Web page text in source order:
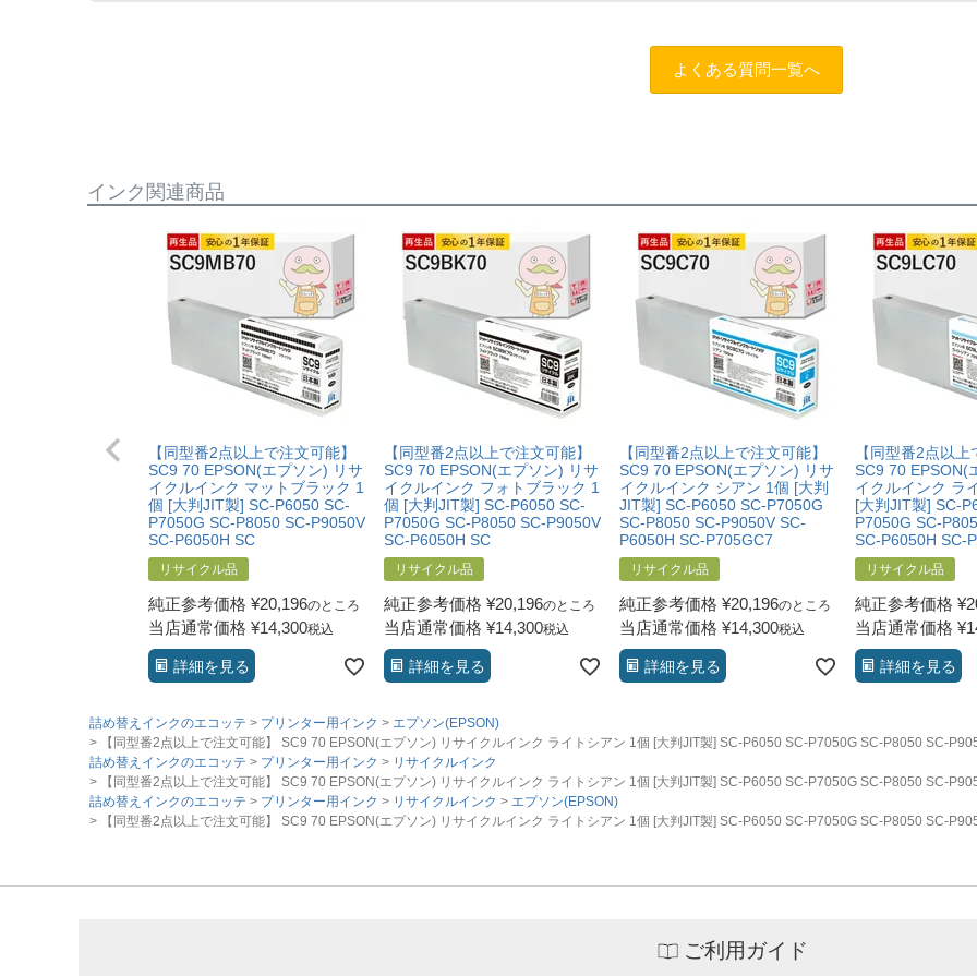
よくある質問一覧へ
インク関連商品
【同型番2点以上で注文可能】
SC9 70 EPSON(エプソン) リサ
イクルインク マットブラック 1
個 [大判JIT製] SC-P6050 SC-
P7050G SC-P8050 SC-P9050V
SC-P6050H SC
リサイクル品
純正参考価格 ¥20,196のところ
当店通常価格 ¥14,300税込
詳細を見る
【同型番2点以上で注文可能】
SC9 70 EPSON(エプソン) リサ
イクルインク フォトブラック 1
個 [大判JIT製] SC-P6050 SC-
P7050G SC-P8050 SC-P9050V
SC-P6050H SC
リサイクル品
純正参考価格 ¥20,196のところ
当店通常価格 ¥14,300税込
詳細を見る
【同型番2点以上で注文可能】
SC9 70 EPSON(エプソン) リサ
イクルインク シアン 1個 [大判
JIT製] SC-P6050 SC-P7050G
SC-P8050 SC-P9050V SC-
P6050H SC-P705GC7
リサイクル品
純正参考価格 ¥20,196のところ
当店通常価格 ¥14,300税込
詳細を見る
【同型番2点以
SC9 70 EPSON(
イクルインク ラ
[大判JIT製] SC-
P7050G SC-
SC-P6050H SC-P
リサイクル品
純正参考価格 ¥
当店通常価格 ¥
詳細を見る
詰め替えインクのエコッテ プリンター用インク
エプソン(EPSON)
【同型番2点以上で注文可能】 SC9 70 EPSON(エプソン) リサイクルインク ライトシアン 1個 [大判JIT製] SC-P6050 SC-P7050G SC-P8050 SC-
詰め替えインクのエコッテ
プリンター用インク
リサイクルインク
【同型番2点以上で注文可能】 SC9 70 EPSON(エプソン) リサイクルインク ライトシアン 1個 [大判JIT製] SC-P6050 SC-P7050G SC-P8050 SC-
詰め替えインクのエコッテ
プリンター用インク リサイクルインク
エプソン(EPSON)
【同型番2点以上で注文可能】 SC9 70 EPSON(エプソン) リサイクルインク ライトシアン 1個 [大判JIT製] SC-P6050 SC-P7050G SC-P8050 SC-
ご利用ガイド